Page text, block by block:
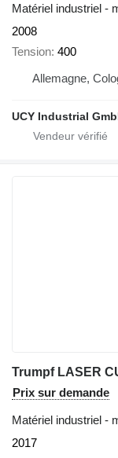
Matériel industriel -
2008
Tension 400
Allemagne,
UCY Industrial
Prix sur demande
Matériel industriel -
2017